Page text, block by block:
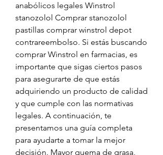
anabólicos legales Winstrol
stanozolol Comprar stanozolol
pastillas comprar winstrol depot
contrareembolso. Si estás buscando
comprar Winstrol en farmacias, es
importante que sigas ciertos pasos
para asegurarte de que estás
adquiriendo un producto de calidad
y que cumple con las normativas
legales. A continuación, te
presentamos una guía completa
para ayudarte a tomar la mejor
decisión. Mayor quema de grasa,